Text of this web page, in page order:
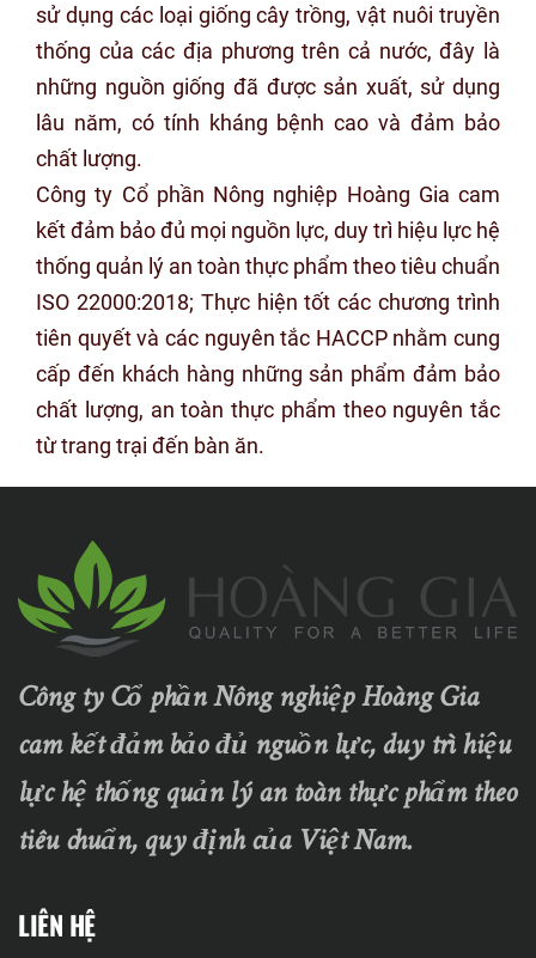
sử dụng các loại giống cây trồng, vật nuôi truyền
thống của các địa phương trên cả nước, đây là
những nguồn giống đã được sản xuất, sử dụng
lâu năm, có tính kháng bệnh cao và đảm bảo
chất lượng.
Công ty Cổ phần Nông nghiệp Hoàng Gia cam
kết đảm bảo đủ mọi nguồn lực, duy trì hiệu lực hệ
thống quản lý an toàn thực phẩm theo tiêu chuẩn
ISO 22000:2018; Thực hiện tốt các chương trình
tiên quyết và các nguyên tắc HACCP nhằm cung
cấp đến khách hàng những sản phẩm đảm bảo
chất lượng, an toàn thực phẩm theo nguyên tắc
từ trang trại đến bàn ăn.
Công ty Cổ phần Nông nghiệp Hoàng Gia
cam kết đảm bảo đủ nguồn lực, duy trì hiệu
lực hệ thống quản lý an toàn thực phẩm theo
tiêu chuẩn, quy định của Việt Nam.
LIÊN HỆ